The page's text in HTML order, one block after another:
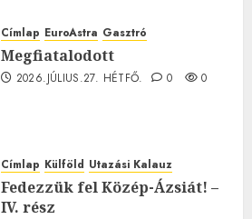
Címlap EuroAstra Gasztró
Megfiatalodott
2026.JÚLIUS.27. HÉTFŐ. 0 0
Címlap Külföld Utazási Kalauz
Fedezzük fel Közép-Ázsiát! –
IV. rész